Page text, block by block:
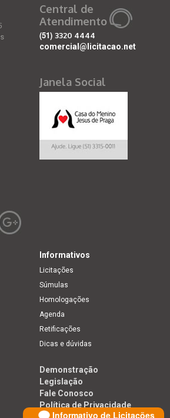
Informativo de Licitações
Central de
Atendimento
(51) 3320 4444
comercial@licitacao.net
Janela Social
Informativos
Licitações
Súmulas
Homologações
Agenda
Retificações
Dicas e dúvidas
Demonstração
Legislação
Fale Conosco
Política de Privacidade